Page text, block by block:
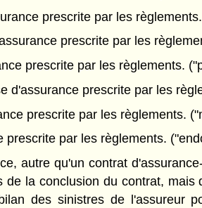
prescrite par les
prescrite par les
prescrite par les règlements.
d'assurance prescrite par les
prescrite par les règlements.
par les règlements.
autre qu'un contrat
la conclusion du contrat,
des sinistres de l'assureur